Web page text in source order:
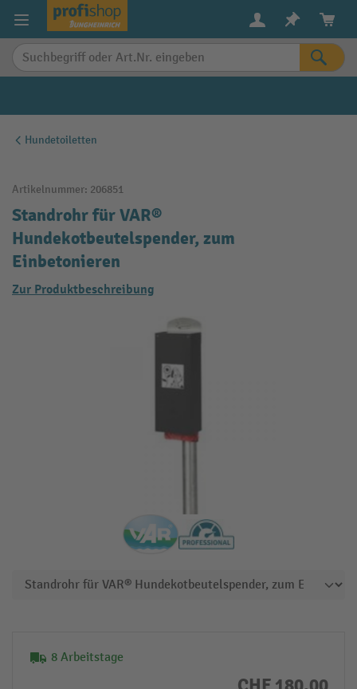
springen
Hundetoiletten
Artikelnummer: 206851
Standrohr für VAR®
Hundekotbeutelspender, zum
Einbetonieren
Zur Produktbeschreibung
8 Arbeitstage